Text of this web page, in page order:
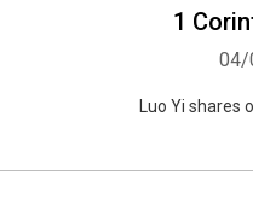
1
04/
Luo Yi shares